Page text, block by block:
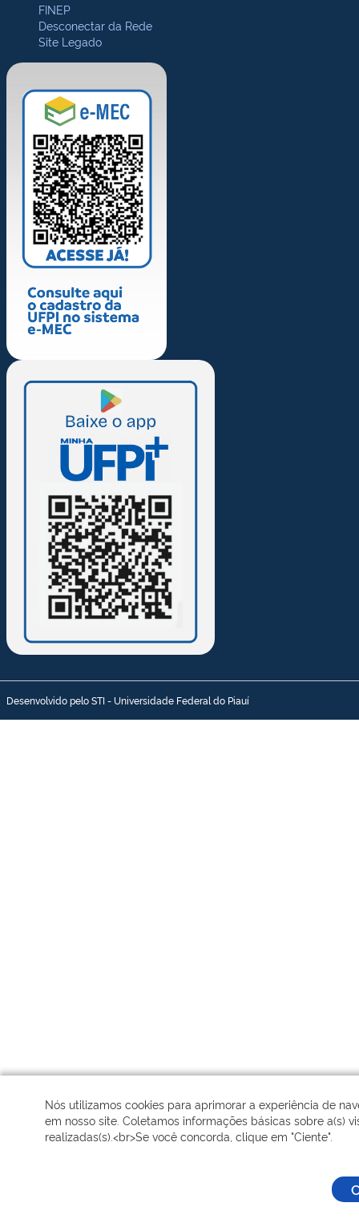
FINEP
Desconectar da Rede
Site Legado
Desenvolvido pelo STI - Universidade Federal do Piauí
Nós utilizamos cookies para aprimorar a experiência de
em nosso site. Coletamos informações básicas sobre a(s)
realizadas(s).<br>Se você concorda, clique em "Ciente".